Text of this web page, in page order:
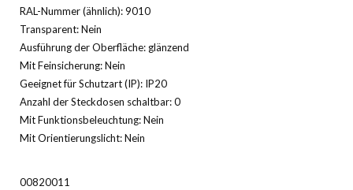
RAL-Nummer (ähnlich): 9010
Transparent: Nein
Ausführung der Oberfläche: glänzend
Mit Feinsicherung: Nein
Geeignet für Schutzart (IP): IP20
Anzahl der Steckdosen schaltbar: 0
Mit Funktionsbeleuchtung: Nein
Mit Orientierungslicht: Nein
00820011